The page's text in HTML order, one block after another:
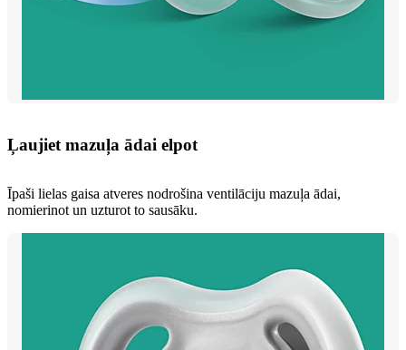
Ļaujiet mazuļa ādai elpot
Īpaši lielas gaisa atveres nodrošina ventilāciju mazuļa ādai,
nomierinot un uzturot to sausāku.